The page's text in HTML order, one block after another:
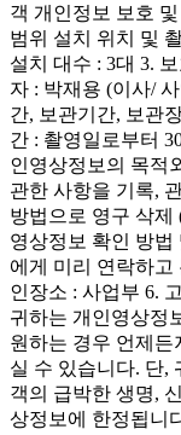
객 개인정보 보호
범위 설치 위치 및
설치 대수 : 3대 3.
자 : 박재용 (이사/
간, 보관기간, 보관
간 : 촬영일로부터
인영상정보의 목적
관한 사항을 기록,
방법으로 영구 삭제
영상정보 확인 방법
에게 미리 연락하
인장소 : 사업부 6.
귀하는 개인영상정
원하는 경우 언제
실 수 있습니다. 단,
객의 급박한 생명,
상정보에 한정됩니